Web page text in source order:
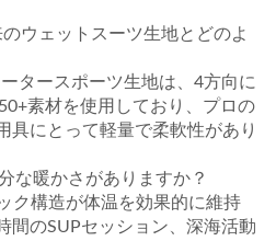
ウェットスーツ生地とどのよ
タースポーツ生地は、4方向に
素材を使用しており、プロの
具にとって軽量で柔軟性があり
な暖かさがありますか？
ク構造が体温を効果的に維持
間のSUPセッション、深海活動